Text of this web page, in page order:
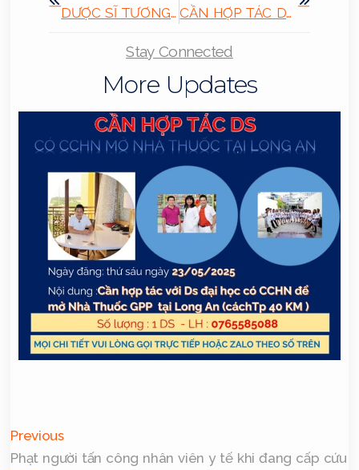
DƯỢC SĨ TƯƠNG LAI – ĐỊNH HƯỚNG CỦA BẠN LÀ GÌ CẦN HỢP TÁC DƯỢC SĨ ĐẠI HỌC CÓ CCHN
Stay Connected
More Updates
Previous
Phạt người tấn công nhân viên y tế khi đang cấp cứu